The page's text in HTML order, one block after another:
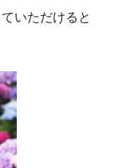
いただけると